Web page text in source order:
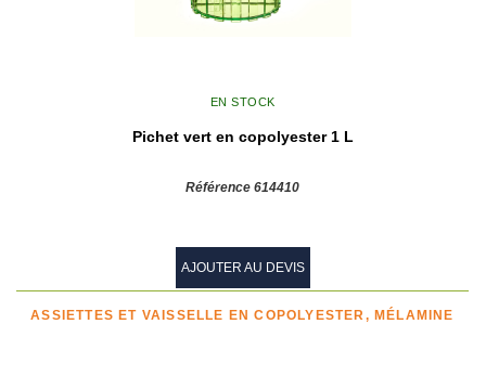
EN STOCK
Pichet vert en copolyester 1 L
Référence 614410
AJOUTER AU DEVIS
ASSIETTES ET VAISSELLE EN COPOLYESTER, MÉLAMINE